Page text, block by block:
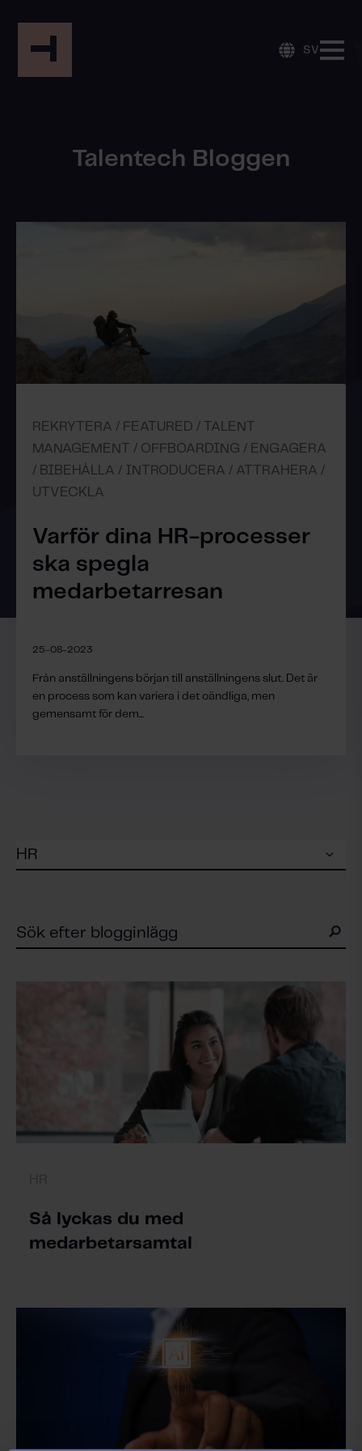
SV
Talentech Bloggen
REKRYTERA / FEATURED / TALENT
MANAGEMENT / OFFBOARDING / ENGAGERA
/ BIBEHÅLLA / INTRODUCERA / ATTRAHERA /
UTVECKLA
Varför dina HR-processer
ska spegla
medarbetarresan
25-08-2023
Från anställningens början till anställningens slut. Det är
en process som kan variera i det oändliga, men
gemensamt för dem...
Så lyckas du med
medarbetarsamtal